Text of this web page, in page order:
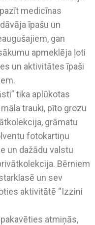
medicīnas
īpašu un
gan
apmeklēja ļoti
un aktivitātes īpaši
tika aplūkotas
trauki, pīto grozu
grāmatu
fotokartiņu
un dažādu valstu
Bērniem
un sev
aktivitātē “Izzini
atmiņās,